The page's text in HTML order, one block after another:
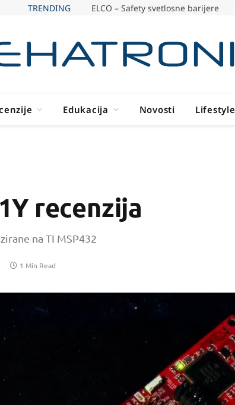
TRENDING ELCO – Safety svetlosne barijere
Edukacija Novosti Lifestyle
recenzija
na TI MSP432
1 Min Read